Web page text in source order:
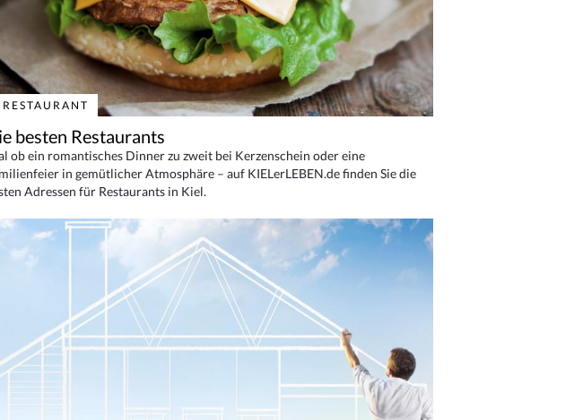
RESTAURANT
besten Restaurants
ob ein romantisches Dinner zu zweit bei Kerzenschein oder eine
in gemütlicher Atmosphäre – auf KIELerLEBEN.de finden Sie die
Adressen für Restaurants in Kiel.